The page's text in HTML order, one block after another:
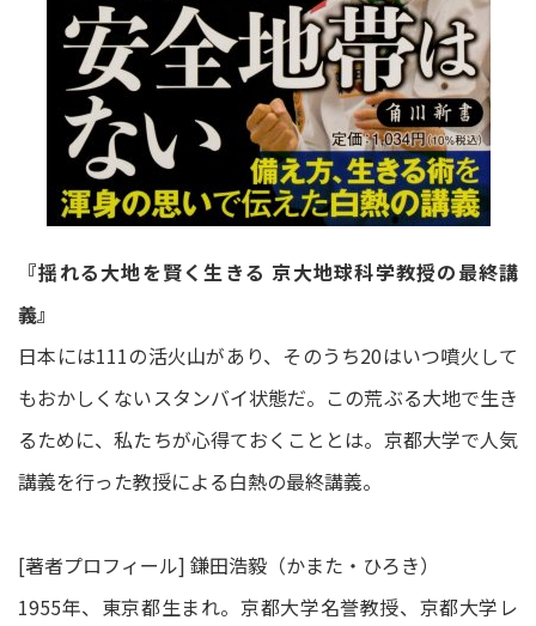
『揺れる大地を賢く生きる 京大地球科学教授の最終講
義』
日本には111の活火山があり、そのうち20はいつ噴火して
もおかしくないスタンバイ状態だ。この荒ぶる大地で生き
るために、私たちが心得ておくこととは。京都大学で人気
講義を行った教授による白熱の最終講義。
[著者プロフィール] 鎌田浩毅（かまた・ひろき）
1955年、東京都生まれ。京都大学名誉教授、京都大学レ